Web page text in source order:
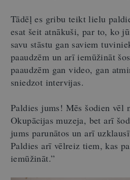
Tādēļ es gribu teikt lielu
esat šeit atnākuši, par to, ko
savu stāstu gan saviem
paaudzēm un arī iemūžināt
paaudzēm gan video, gan
sniedzot intervijas.
Paldies jums! Mēs šodien
Okupācijas muzeja, bet arī
jums parunātos un arī
Paldies arī vēlreiz tiem, kas
iemūžināt.”